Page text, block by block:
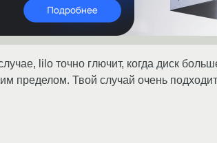
lilo точно глючит, когда диск
пределом. Твой случай очень подходит